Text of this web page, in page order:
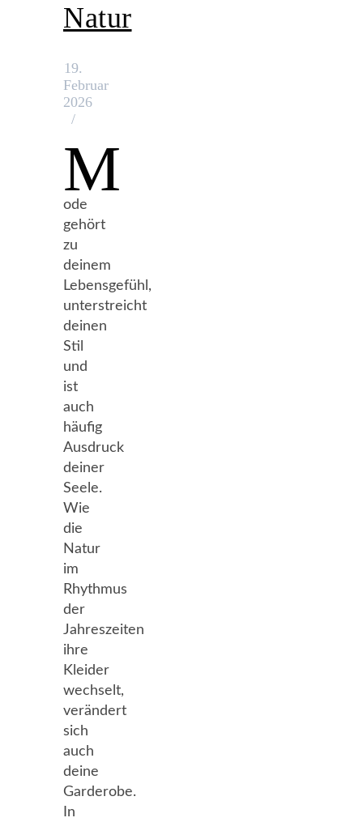
Natur
19.
Februar
2026
/
M
ode
gehört
zu
deinem
Lebensgefühl,
unterstreicht
deinen
Stil
und
ist
auch
häufig
Ausdruck
deiner
Seele.
Wie
die
Natur
im
Rhythmus
der
Jahreszeiten
ihre
Kleider
wechselt,
verändert
sich
auch
deine
Garderobe.
In